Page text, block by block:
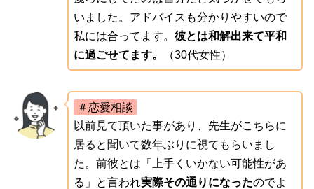
いました。アドバイスも分かりやすいので
私には合ってます。 彼とは和解出来て平和
に過ごせてます。
（30代女性）
＃恋愛相談
以前見て頂いた事があり、先生がこちらに
居ると聞いて数年ぶりに視てもらいまし
た。前彼とは「上手くいかない可能性があ
る」と言われ実際その通りになったのでよ